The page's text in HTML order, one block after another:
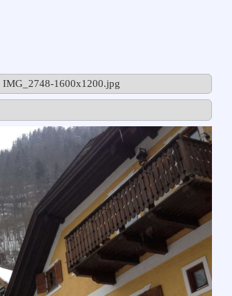
IMG_2748-1600x1200.jpg